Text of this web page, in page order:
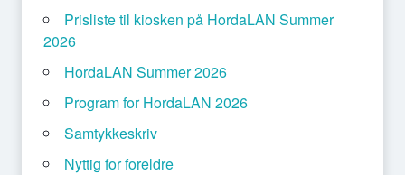
Prisliste til kiosken på HordaLAN Summer
2026
HordaLAN Summer 2026
Program for HordaLAN 2026
Samtykkeskriv
Nyttig for foreldre